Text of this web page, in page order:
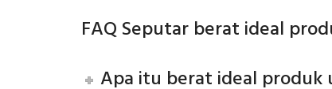
FAQ Seputar berat ideal
Apa itu berat ideal produk